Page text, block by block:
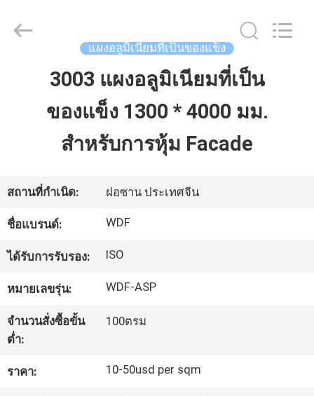
เกี่ยว
กับ
เรา
โรงงาน
Material
แผงอลูมิเนียมที่เป็นของแข็ง
3003 แผงอลูมิเนียมที่เป็น
ของแข็ง 1300 * 4000 มม.
สำหรับการหุ้ม Facade
สถานที่กำเนิด: ฝอซาน ประเทศจีน
ชื่อแบรนด์: WDF
ได้รับการรับรอง: ISO
หมายเลขรุ่น: WDF-ASP
จำนวนสั่งซื้อขั้น
ต่ำ:
100ตรม
ราคา: 10-50usd per sqm